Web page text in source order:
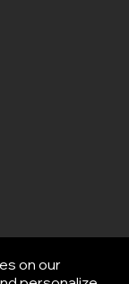
on our